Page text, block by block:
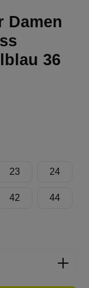
Damen
36
23 24
ist zurzeit nicht
42 44